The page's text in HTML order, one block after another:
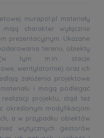
murapol.pl materiały
charakter wyłącznie
prezentacyjnym. Ukazane
terenu, obiekty
(w tym m.in. stacje
wentylatornie) oraz ich
założenia projektowe
i mogą podlegać
projektu, stąd też
określonym modyfikacjom
a w przypadku obiektów
wytycznych gestorów